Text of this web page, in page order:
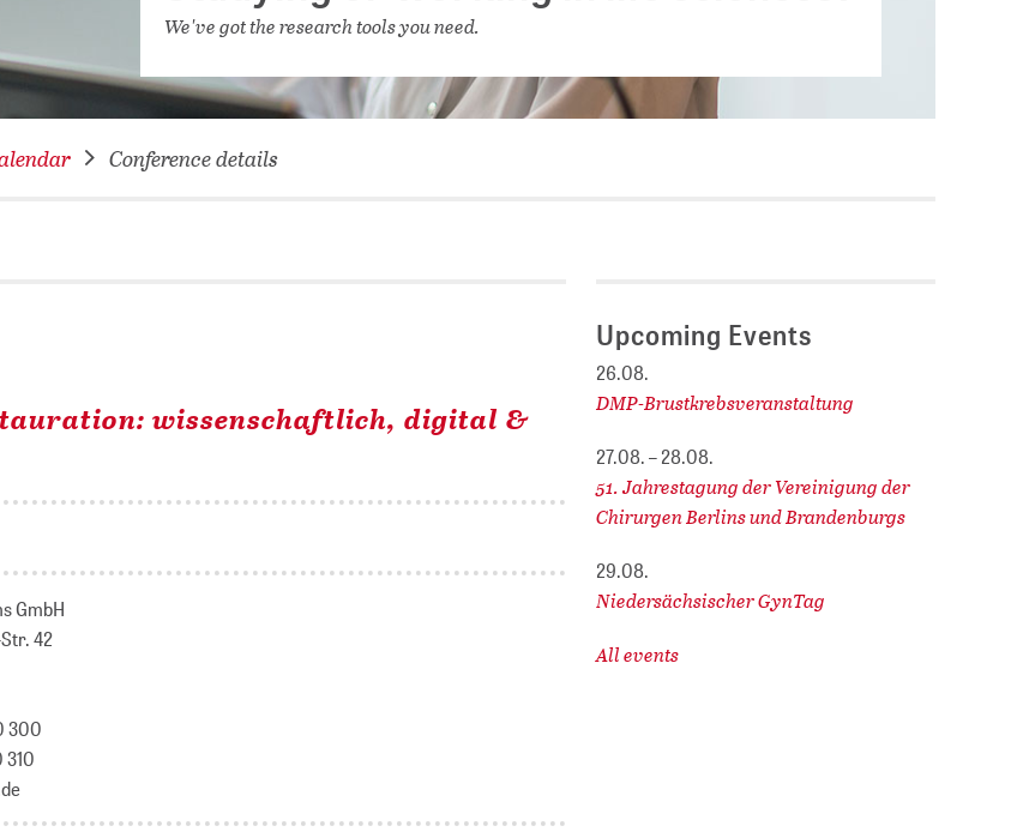
NETWORKING FOR YOU
DATABASES (DBIS)
DIGITAL COLLECTIONS
ZB MED
We've got the research tools you need.
Conference details
wissenschaftlich, digital &
GmbH
42
300
310
Upcoming Events
26.08.
DMP-Brustkrebsveranstaltung
27.08. – 28.08.
51. Jahrestagung der Vereinigung der
Chirurgen Berlins und Brandenburgs
29.08.
Niedersächsischer GynTag
All events